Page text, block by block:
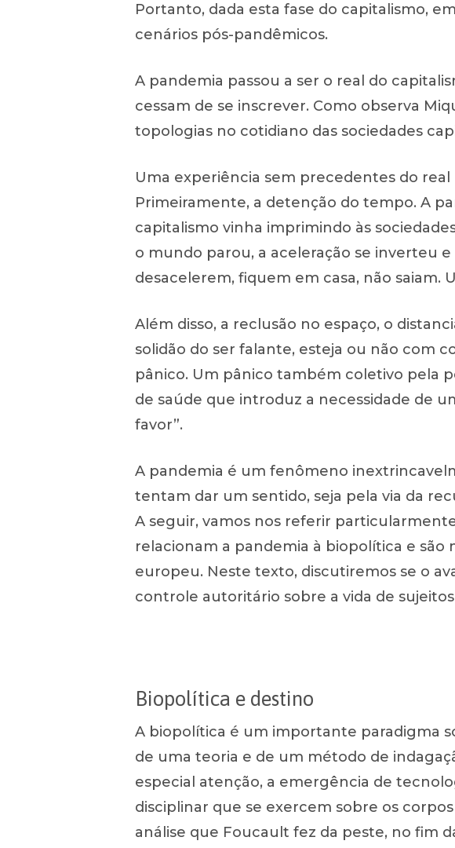
Portanto, dada esta fase do capitalismo,
cenários pós-pandêmicos.
A pandemia passou a ser o real do
cessam de se inscrever. Como observa
topologias no cotidiano das sociedades
Uma experiência sem precedentes do
Primeiramente, a detenção do tempo. A
capitalismo vinha imprimindo às
o mundo parou, a aceleração se inverteu
desacelerem, fiquem em casa, não saiam.
Além disso, a reclusão no espaço, o
solidão do ser falante, esteja ou não com
pânico. Um pânico também coletivo pela
de saúde que introduz a necessidade de
favor”.
A pandemia é um fenômeno
tentam dar um sentido, seja pela via da
A seguir, vamos nos referir
relacionam a pandemia à biopolítica e
europeu. Neste texto, discutiremos se o
controle autoritário sobre a vida de
Biopolítica e destino
A biopolítica é um importante paradigma
de uma teoria e de um método de
especial atenção, a emergência de
disciplinar que se exercem sobre os
análise que Foucault fez da peste, no fim